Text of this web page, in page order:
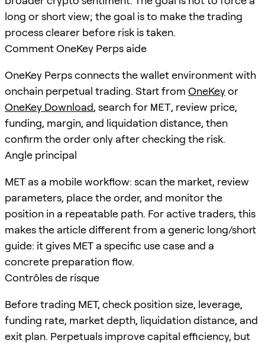
long or short view; the goal is to make the trading
process clearer before risk is taken.
Comment OneKey Perps aide
OneKey Perps connects the wallet environment with
onchain perpetual trading. Start from OneKeyor
OneKey Download, search for MET, review price,
funding, margin, and liquidation distance, then
confirm the order only after checking the risk.
Angle principal
MET as a mobile workflow: scan the market, review
parameters, place the order, and monitor the
position in a repeatable path. For active traders, this
makes the article different from a generic long/short
guide: it gives MET a specific use case and a
concrete preparation flow.
Contrôles de risque
Before trading MET, check position size, leverage,
funding rate, market depth, liquidation distance, and
exit plan. Perpetuals improve capital efficiency, but